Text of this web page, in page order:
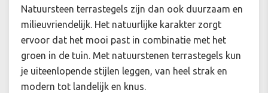
Natuursteen terrastegels zijn dan ook duurzaam en
milieuvriendelijk. Het natuurlijke karakter zorgt
ervoor dat het mooi past in combinatie met het
groen in de tuin. Met natuurstenen terrastegels kun
je uiteenlopende stijlen leggen, van heel strak en
modern tot landelijk en knus.